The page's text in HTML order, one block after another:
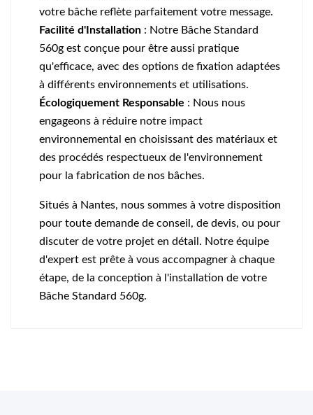
votre bâche reflète parfaitement votre message.
Facilité d'Installation : Notre Bâche Standard
560g est conçue pour être aussi pratique
qu'efficace, avec des options de fixation adaptées
à différents environnements et utilisations.
Écologiquement Responsable : Nous nous
engageons à réduire notre impact
environnemental en choisissant des matériaux et
des procédés respectueux de l'environnement
pour la fabrication de nos bâches.
Situés à Nantes, nous sommes à votre disposition
pour toute demande de conseil, de devis, ou pour
discuter de votre projet en détail. Notre équipe
d'expert est prête à vous accompagner à chaque
étape, de la conception à l'installation de votre
Bâche Standard 560g.